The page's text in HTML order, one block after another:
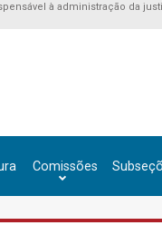
à administração da
Comissões